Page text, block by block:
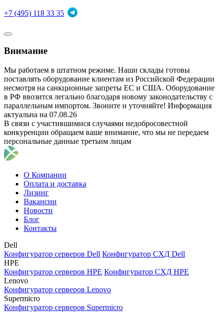
+7 (495) 118 33 35
Внимание
Мы работаем в штатном режиме. Наши склады готовы
поставлять оборудование клиентам из Российской Федерации
несмотря на санкционные запреты ЕС и США. Оборудование
в РФ ввозится легально благодаря новому законодательству с
параллельным импортом. Звоните и уточняйте! Информация
актуальна на 07.08.26
В связи с участившимися случаями недобросовестной
конкуренции обращаем ваше внимание, что мы не передаем
персональные данные третьим лицам
О Компании
Оплата и доставка
Лизинг
Вакансии
Новости
Блог
Контакты
Dell
Конфигуратор серверов Dell Конфигуратор СХД Dell
HPE
Конфигуратор серверов HPE Конфигуратор СХД HPE
Lenovo
Конфигуратор серверов Lenovo
Supermicro
Конфигуратор серверов Supermicro